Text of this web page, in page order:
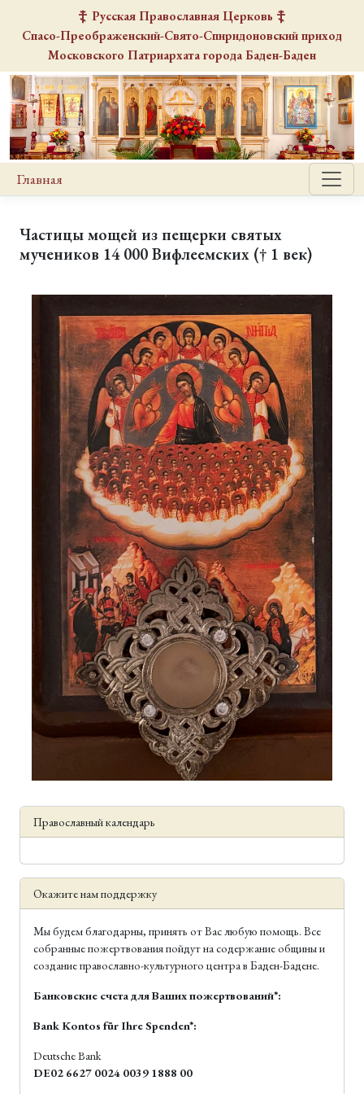
Русская Православная Церковь
Спасо-Преображенский-Свято-Спиридоновский приход
Московского Патриархата города Баден-Баден
Главная
Частицы мощей из пещерки святых
мучеников 14 000 Вифлеемских († 1 век)
Православный календарь
Окажите нам поддержку
Мы будем благодарны, принять от Вас любую помощь. Все
собранные пожертвования пойдут на содержание общины и
создание православно-культурного центра в Баден-Бадене.
Банковские счета для Ваших пожертвований*:
Bank Kontos für Ihre Spenden*:
Deutsche Bank
DE02 6627 0024 0039 1888 00